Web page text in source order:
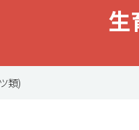
生
類)